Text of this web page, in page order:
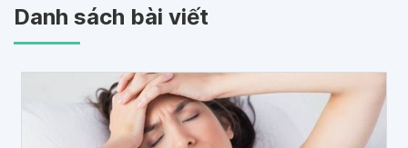
Danh sách bài viết